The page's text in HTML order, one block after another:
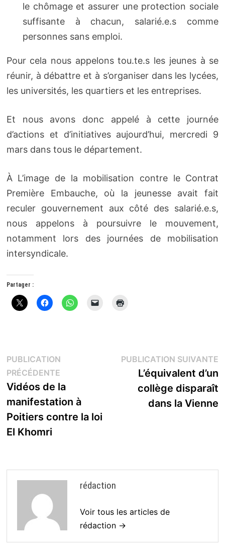
le chômage et assurer une protection sociale
suffisante à chacun, salarié.e.s comme
personnes sans emploi.
Pour cela nous appelons tou.te.s les jeunes à se
réunir, à débattre et à s’organiser dans les lycées,
les universités, les quartiers et les entreprises.
Et nous avons donc appelé à cette journée
d’actions et d’initiatives aujourd’hui, mercredi 9
mars dans tous le département.
À L’image de la mobilisation contre le Contrat
Première Embauche, où la jeunesse avait fait
reculer gouvernement aux côté des salarié.e.s,
nous appelons à poursuivre le mouvement,
notamment lors des journées de mobilisation
intersyndicale.
Partager :
Navigation
de
l’article
PUBLICATION
PRÉCÉDENTEPublication
précédente :
Vidéos de la
manifestation à
Poitiers contre la loi
El Khomri
PUBLICATION SUIVANTE
L’équivalent d’un
collège disparaît
dans la Vienne
rédaction
Voir tous les articles de
rédaction →